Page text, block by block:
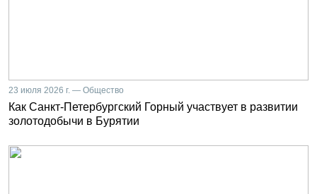
23 июля 2026 г. — Общество
Как Санкт-Петербургский Горный участвует в развитии
золотодобычи в Бурятии